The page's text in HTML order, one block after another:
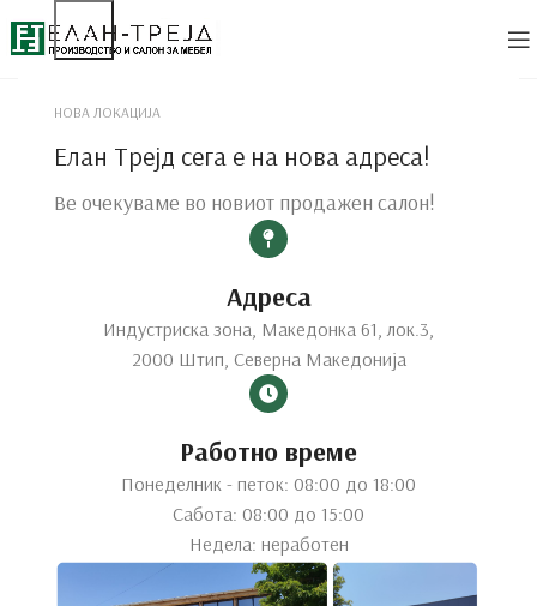
НОВА ЛОКАЦИЈА
Елан Трејд сега е на нова адреса!
Ве очекуваме во новиот продажен салон!
Адреса
Индустриска зона, Македонка 61, лок.3,
2000 Штип, Северна Македонија
Работно време
Понеделник - петок: 08:00 до 18:00
Сабота: 08:00 до 15:00
Недела: неработен
Click to enlarge